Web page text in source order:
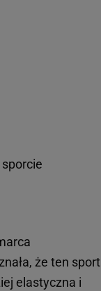
że ten sport
elastyczna i